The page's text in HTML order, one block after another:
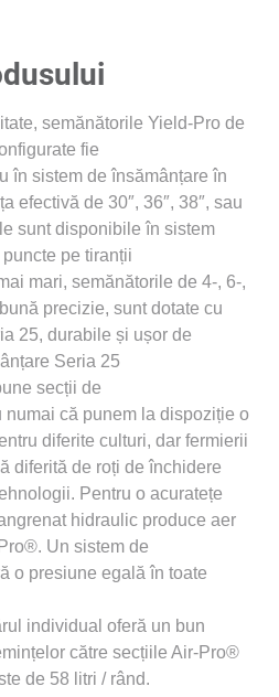
semănătorile Yield-Pro de
fie
în sistem de însămânțare în
efectivă de 30″, 36″, 38″, sau
sunt disponibile în sistem
pe tiranții
mari, semănătorile de 4-, 6-,
precizie, sunt dotate cu
25, durabile și ușor de
Seria 25
secții de
că punem la dispoziție o
diferite culturi, dar fermierii
diferită de roți de închidere
Pentru o acuratețe
hidraulic produce aer
Un sistem de
o presiune egală în toate
individual oferă un bun
către secțiile Air-Pro®
de 58 litri / rând.